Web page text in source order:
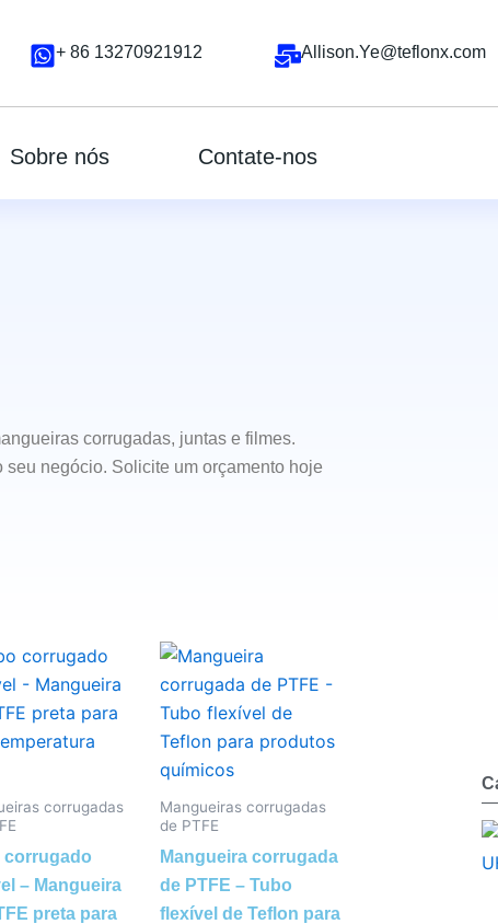
+ 86 13270921912 Allison.Ye@teflonx.com
Sobre nós Contate-nos
corrugadas, juntas e filmes.
negócio. Solicite um orçamento hoje
corrugadas
corrugado
– Mangueira
preta para
Mangueiras corrugadas
de PTFE
Mangueira corrugada
de PTFE – Tubo
flexível de Teflon para